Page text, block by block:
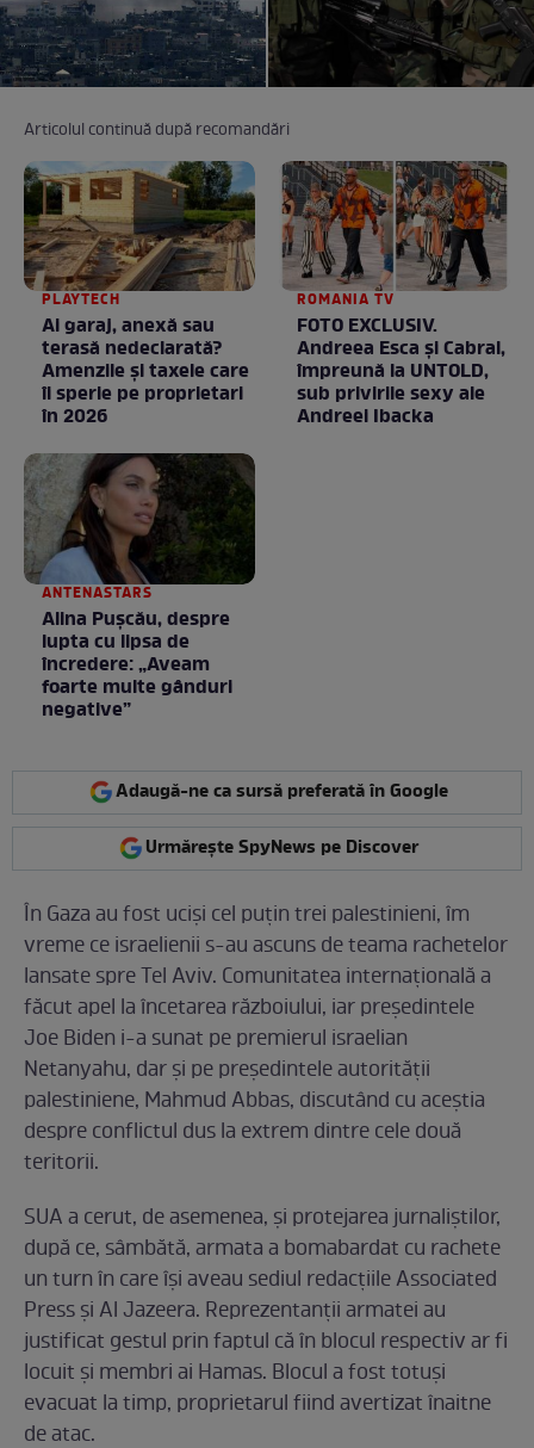
Articolul continuă după recomandări
PLAYTECH
Ai garaj, anexă sau
terasă nedeclarată?
Amenzile și taxele care
îi sperie pe proprietari
în 2026
ROMANIA TV
FOTO EXCLUSIV.
Andreea Esca şi Cabral,
împreună la UNTOLD,
sub privirile sexy ale
Andreei Ibacka
ANTENASTARS
Alina Pușcău, despre
lupta cu lipsa de
încredere: „Aveam
foarte multe gânduri
negative”
Adaugă-ne ca sursă preferată în Google
Urmărește SpyNews pe Discover
În Gaza au fost uciși cel puțin trei palestinieni, îm
vreme ce israelienii s-au ascuns de teama rachetelor
lansate spre Tel Aviv. Comunitatea internațională a
făcut apel la încetarea războiului, iar președintele
Joe Biden i-a sunat pe premierul israelian
Netanyahu, dar și pe președintele autorității
palestiniene, Mahmud Abbas, discutând cu aceștia
despre conflictul dus la extrem dintre cele două
teritorii.
SUA a cerut, de asemenea, și protejarea jurnaliștilor,
după ce, sâmbătă, armata a bomabardat cu rachete
un turn în care își aveau sediul redacțiile Associated
Press și Al Jazeera. Reprezentanții armatei au
justificat gestul prin faptul că în blocul respectiv ar fi
locuit și membri ai Hamas. Blocul a fost totuși
evacuat la timp, proprietarul fiind avertizat înaitne
de atac.